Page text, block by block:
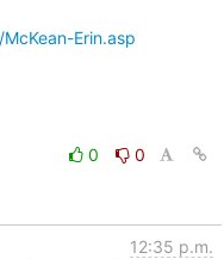
Erin.asp
0
0
12:35 p.m.